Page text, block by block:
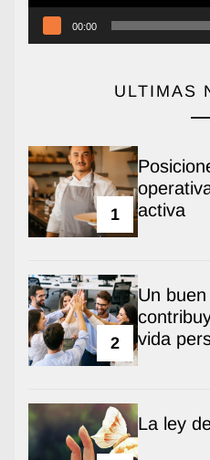
00:00
ULTIMAS
1
activa
2
Un
vida
La ley